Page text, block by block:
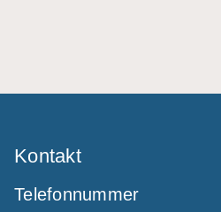
Kontakt
Telefonnummer